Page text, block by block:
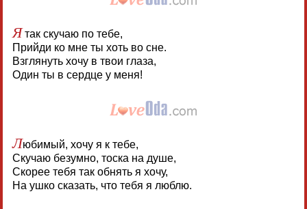
Ятак скучаю по тебе,
Прийди ко мне ты хоть во сне.
Взглянуть хочу в твои глаза,
Один ты в сердце у меня!
Любимый, хочу я к тебе,
Скучаю безумно, тоска на душе,
Скорее тебя так обнять я хочу,
На ушко сказать, что тебя я люблю.